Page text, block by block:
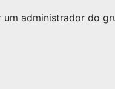
administrador do